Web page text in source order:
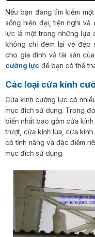
Nếu bạn đang tìm kiếm một giải pháp để tạo ra một không gian
sống hiện đại, tiện nghi
lực là một trong những lựa
không chỉ đem lại vẻ đẹp
cho gia đình và tài sản
cường lực để bạn có thể
Các loại cửa kính
Cửa kính cường lực có nhiều loại khác nhau, phù hợp với nhiều
mục đích sử dụng. Trong
biến nhất bao gồm cửa
trượt, cửa kính lùa, cửa
có tính năng và đặc điểm
mục đích sử dụng.